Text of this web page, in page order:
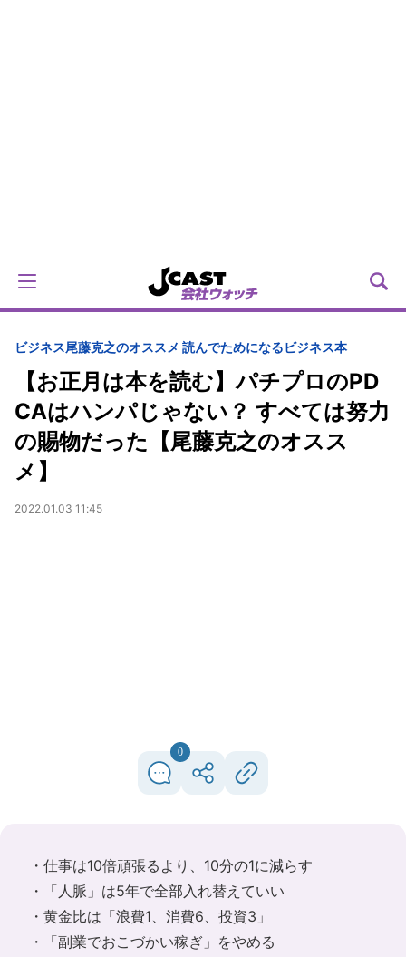
ビジネス尾藤克之のオススメ 読んでためになるビジネス本
【お正月は本を読む】パチプロのPD
CAはハンパじゃない？ すべては努力
の賜物だった【尾藤克之のオスス
メ】
2022.01.03 11:45
0
・仕事は10倍頑張るより、10分の1に減らす
・「人脈」は5年で全部入れ替えていい
・黄金比は「浪費1、消費6、投資3」
・「副業でおこづかい稼ぎ」をやめる